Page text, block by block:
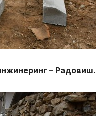
– Радовиш.